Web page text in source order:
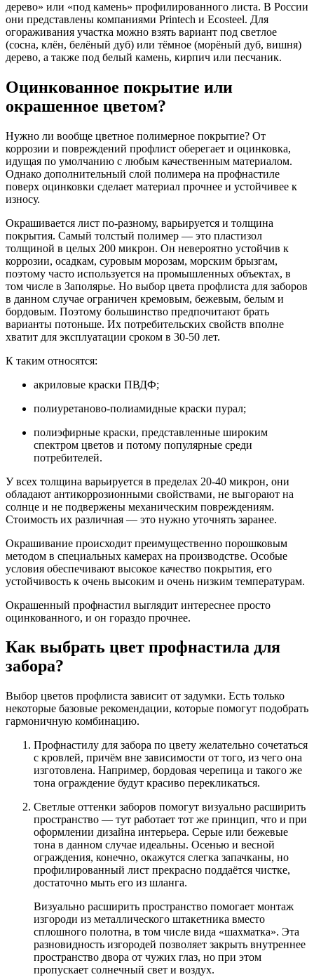
дерево» или «под камень» профилированного листа. В России
они представлены компаниями Printech и Ecosteel. Для
огораживания участка можно взять вариант под светлое
(сосна, клён, белёный дуб) или тёмное (морёный дуб, вишня)
дерево, а также под белый камень, кирпич или песчаник.
Оцинкованное покрытие или
окрашенное цветом?
Нужно ли вообще цветное полимерное покрытие? От
коррозии и повреждений профлист оберегает и оцинковка,
идущая по умолчанию с любым качественным материалом.
Однако дополнительный слой полимера на профнастиле
поверх оцинковки сделает материал прочнее и устойчивее к
износу.
Окрашивается лист по-разному, варьируется и толщина
покрытия. Самый толстый полимер — это пластизол
толщиной в целых 200 микрон. Он невероятно устойчив к
коррозии, осадкам, суровым морозам, морским брызгам,
поэтому часто используется на промышленных объектах, в
том числе в Заполярье. Но выбор цвета профлиста для заборов
в данном случае ограничен кремовым, бежевым, белым и
бордовым. Поэтому большинство предпочитают брать
варианты потоньше. Их потребительских свойств вполне
хватит для эксплуатации сроком в 30-50 лет.
К таким относятся:
акриловые краски ПВДФ;
полиуретаново-полиамидные краски пурал;
полиэфирные краски, представленные широким
спектром цветов и потому популярные среди
потребителей.
У всех толщина варьируется в пределах 20-40 микрон, они
обладают антикоррозионными свойствами, не выгорают на
солнце и не подвержены механическим повреждениям.
Стоимость их различная — это нужно уточнять заранее.
Окрашивание происходит преимущественно порошковым
методом в специальных камерах на производстве. Особые
условия обеспечивают высокое качество покрытия, его
устойчивость к очень высоким и очень низким температурам.
Окрашенный профнастил выглядит интереснее просто
оцинкованного, и он гораздо прочнее.
Как выбрать цвет профнастила для
забора?
Выбор цветов профлиста зависит от задумки. Есть только
некоторые базовые рекомендации, которые помогут подобрать
гармоничную комбинацию.
Профнастилу для забора по цвету желательно сочетаться
с кровлей, причём вне зависимости от того, из чего она
изготовлена. Например, бордовая черепица и такого же
тона ограждение будут красиво перекликаться.
Светлые оттенки заборов помогут визуально расширить
пространство — тут работает тот же принцип, что и при
оформлении дизайна интерьера. Серые или бежевые
тона в данном случае идеальны. Осенью и весной
ограждения, конечно, окажутся слегка запачканы, но
профилированный лист прекрасно поддаётся чистке,
достаточно мыть его из шланга.
Визуально расширить пространство помогает монтаж
изгороди из металлического штакетника вместо
сплошного полотна, в том числе вида «шахматка». Эта
разновидность изгородей позволяет закрыть внутреннее
пространство двора от чужих глаз, но при этом
пропускает солнечный свет и воздух.